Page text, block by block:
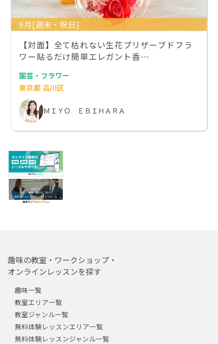
9月[週末・祝日]
【対面】全て枯れない生花プリザーブドフラ
ワー貼るだけ簡単エレガント香…
園芸・フラワー
東京都 品川区
ＭＩＹＯ ＥＢＩＨＡＲＡ
趣味の教室・ワークショップ・
オンラインレッスンを探す
趣味一覧
教室エリア一覧
教室ジャンル一覧
無料体験レッスンエリア一覧
無料体験レッスンジャンル一覧